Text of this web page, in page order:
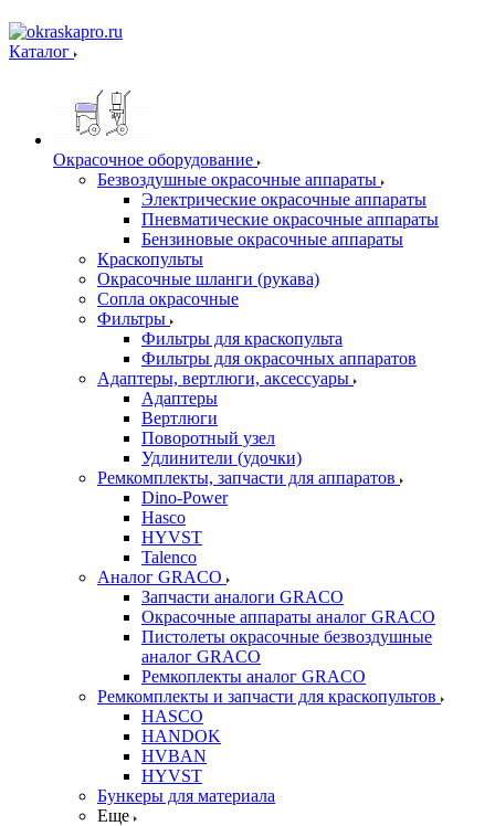
Каталог
Окрасочное оборудование
Безвоздушные окрасочные аппараты
Электрические окрасочные аппараты
Пневматические окрасочные аппараты
Бензиновые окрасочные аппараты
Краскопульты
Окрасочные шланги (рукава)
Сопла окрасочные
Фильтры
Фильтры для краскопульта
Фильтры для окрасочных аппаратов
Адаптеры, вертлюги, аксессуары
Адаптеры
Вертлюги
Поворотный узел
Удлинители (удочки)
Ремкомплекты, запчасти для аппаратов
Dino-Power
Hasco
HYVST
Talenco
Аналог GRACO
Запчасти аналоги GRACO
Окрасочные аппараты аналог GRACO
Пистолеты окрасочные безвоздушные
аналог GRACO
Ремкоплекты аналог GRACO
Ремкомплекты и запчасти для краскопультов
HASCO
HANDOK
HVBAN
HYVST
Бункеры для материала
Еще